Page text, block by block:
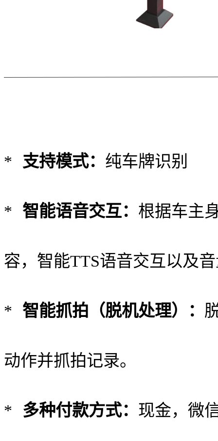
* 支持模式： 纯车牌识别
* 智能语音交互： 根据车主
容，智能TTS语音交互以及
* 智能抓拍（脱机处理）：
动作并抓拍记录。
* 多种付款方式： 现金，微